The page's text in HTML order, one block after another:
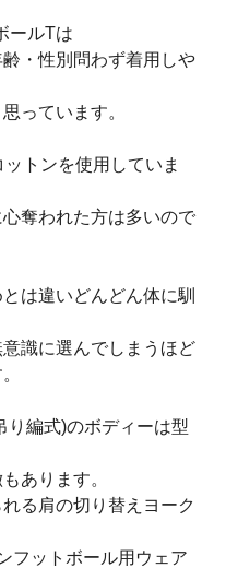
ールTは
・性別問わず着用しや
っています。
トンを使用していま
奪われた方は多いので
は違いどんどん体に馴
識に選んでしまうほど
り編式)のボディーは型
あります。
る肩の切り替えヨーク
フットボール用ウェア